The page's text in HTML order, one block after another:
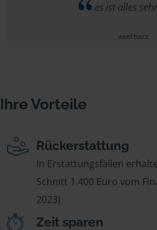
es ist alles
axel harz
Ihre Vorteile
Rückerstattung
In Erstattungsfällen
Schnitt 1.400 Euro vom
2023)
Zeit sparen